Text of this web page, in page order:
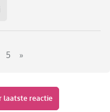
tegenkom is
Ik draag maat M en
5 »
laatste reactie